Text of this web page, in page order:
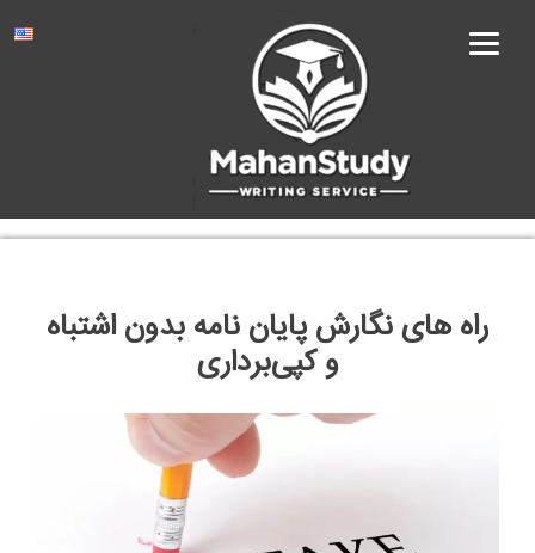
راه های نگارش پایان نامه بدون اشتباه
و کپی‌برداری